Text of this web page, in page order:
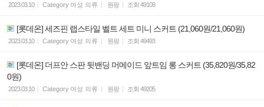
2023.03.10 Category 여성 의류 원팡 조회 49109
[롯데온] 세즈핀 랩스타일 벨트 세트 미니 스커트 (21,060원/21,060원)
2023.03.10 Category 여성 의류 원팡 조회 49493
[롯데온] 더프안 스판 뒷밴딩 머메이드 앞트임 롱 스커트 (35,820원/35,82
0원)
2023.03.10 Category 여성 의류 원팡 조회 49205